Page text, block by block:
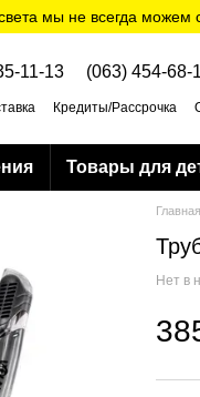
мы не всегда можем
11-13 (063) 454-68-
Кредиты/Рассрочка
Товары для
Главная
Нет в